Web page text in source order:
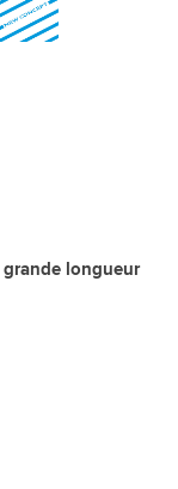
grande longueur